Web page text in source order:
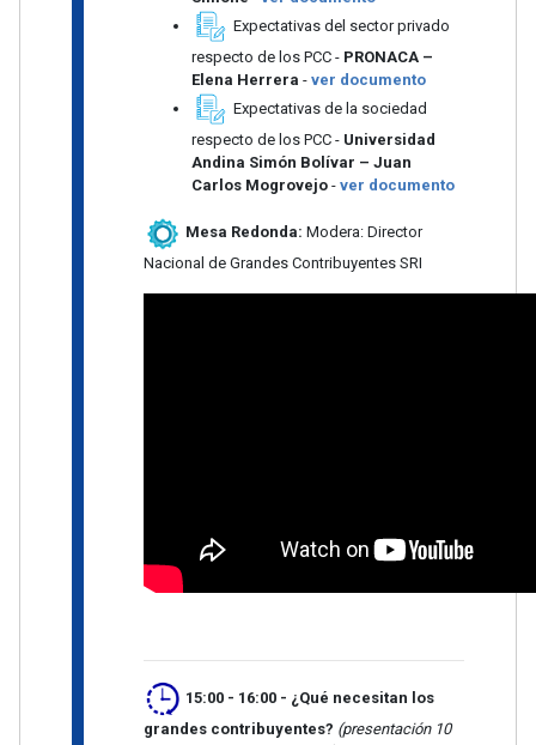
Expectativas del sector privado
respecto de los PCC - PRONACA –
Elena Herrera - ver documento
Expectativas de la sociedad
respecto de los PCC - Universidad
Andina Simón Bolívar – Juan
Carlos Mogrovejo - ver documento
Mesa Redonda: Modera: Director
Nacional de Grandes Contribuyentes SRI
15:00 - 16:00 - ¿Qué necesitan los
grandes contribuyentes? (presentación 10